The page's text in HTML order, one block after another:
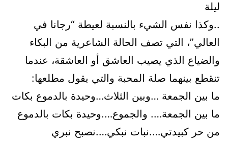
ليلة
..وكذا نفس الشيء بالنسبة لعيطة “رجانا في
العالي”، التي تصف الحالة الشاعرية من البكاء
والضياع الذي يصيب العاشق أو العاشقة، عندما
تنقطع بينهما صلة المحبة والتي يقول مطلعها:
ما بين الجمعة …وبين الثلاث…وحيدة بالدموع بكات
ما بين الجمعة…. والجموع….وحيدة بكات بالدموع
من حر كبيدتي….نبات نبكي….نصبح نبري